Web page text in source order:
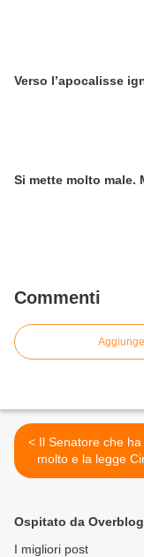
Verso l’apocalisse
Si mette molto male.
Commenti
< Il Senatore che ha speso
molto e la legge
Ospitato da Overblog
I migliori post